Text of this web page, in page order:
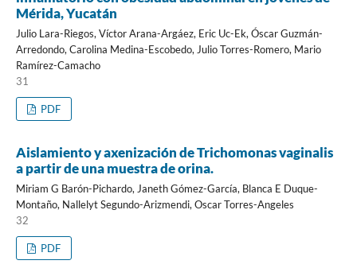
Mérida, Yucatán
Julio Lara-Riegos, Víctor Arana-Argáez, Eric Uc-Ek, Óscar Guzmán-
Arredondo, Carolina Medina-Escobedo, Julio Torres-Romero, Mario
Ramírez-Camacho
31
PDF
Aislamiento y axenización de Trichomonas vaginalis
a partir de una muestra de orina.
Miriam G Barón-Pichardo, Janeth Gómez-García, Blanca E Duque-
Montaño, Nallelyt Segundo-Arizmendi, Oscar Torres-Angeles
32
PDF